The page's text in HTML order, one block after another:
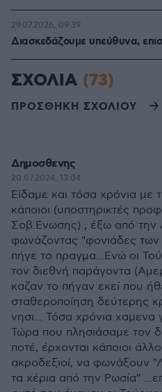
Διασκεδάζουμε υπεύθυνα,
29.07.2026, 09:39
ΣΧΟΛΙΑ (73)
ΠΡΟΣΘΗΚΗ ΣΧΟΛΙΟΥ
Δημοσθενης
20.07.2024, 13:04
Είδαμε και τόσα χρόνια με
κάποιοι (υποστηρικτές
Σοβ.Ενωσης) , έξω από την
φωνάζοντας "φονιάδες
πήγε το πραγμα...Ενώ οι
τον διεθνή παράγοντα
καζαν το πήγαν εκεί που
σταθεροποίηση δεύτερης
νησι... Τόσα χρόνια χαμενα
Τώρα που πλησιάσαμε τον
ποτέ, έρχονται κάποιοι
ακροδεξιοί, να φωνάξουν
τα χέρια από την Ρωσία"